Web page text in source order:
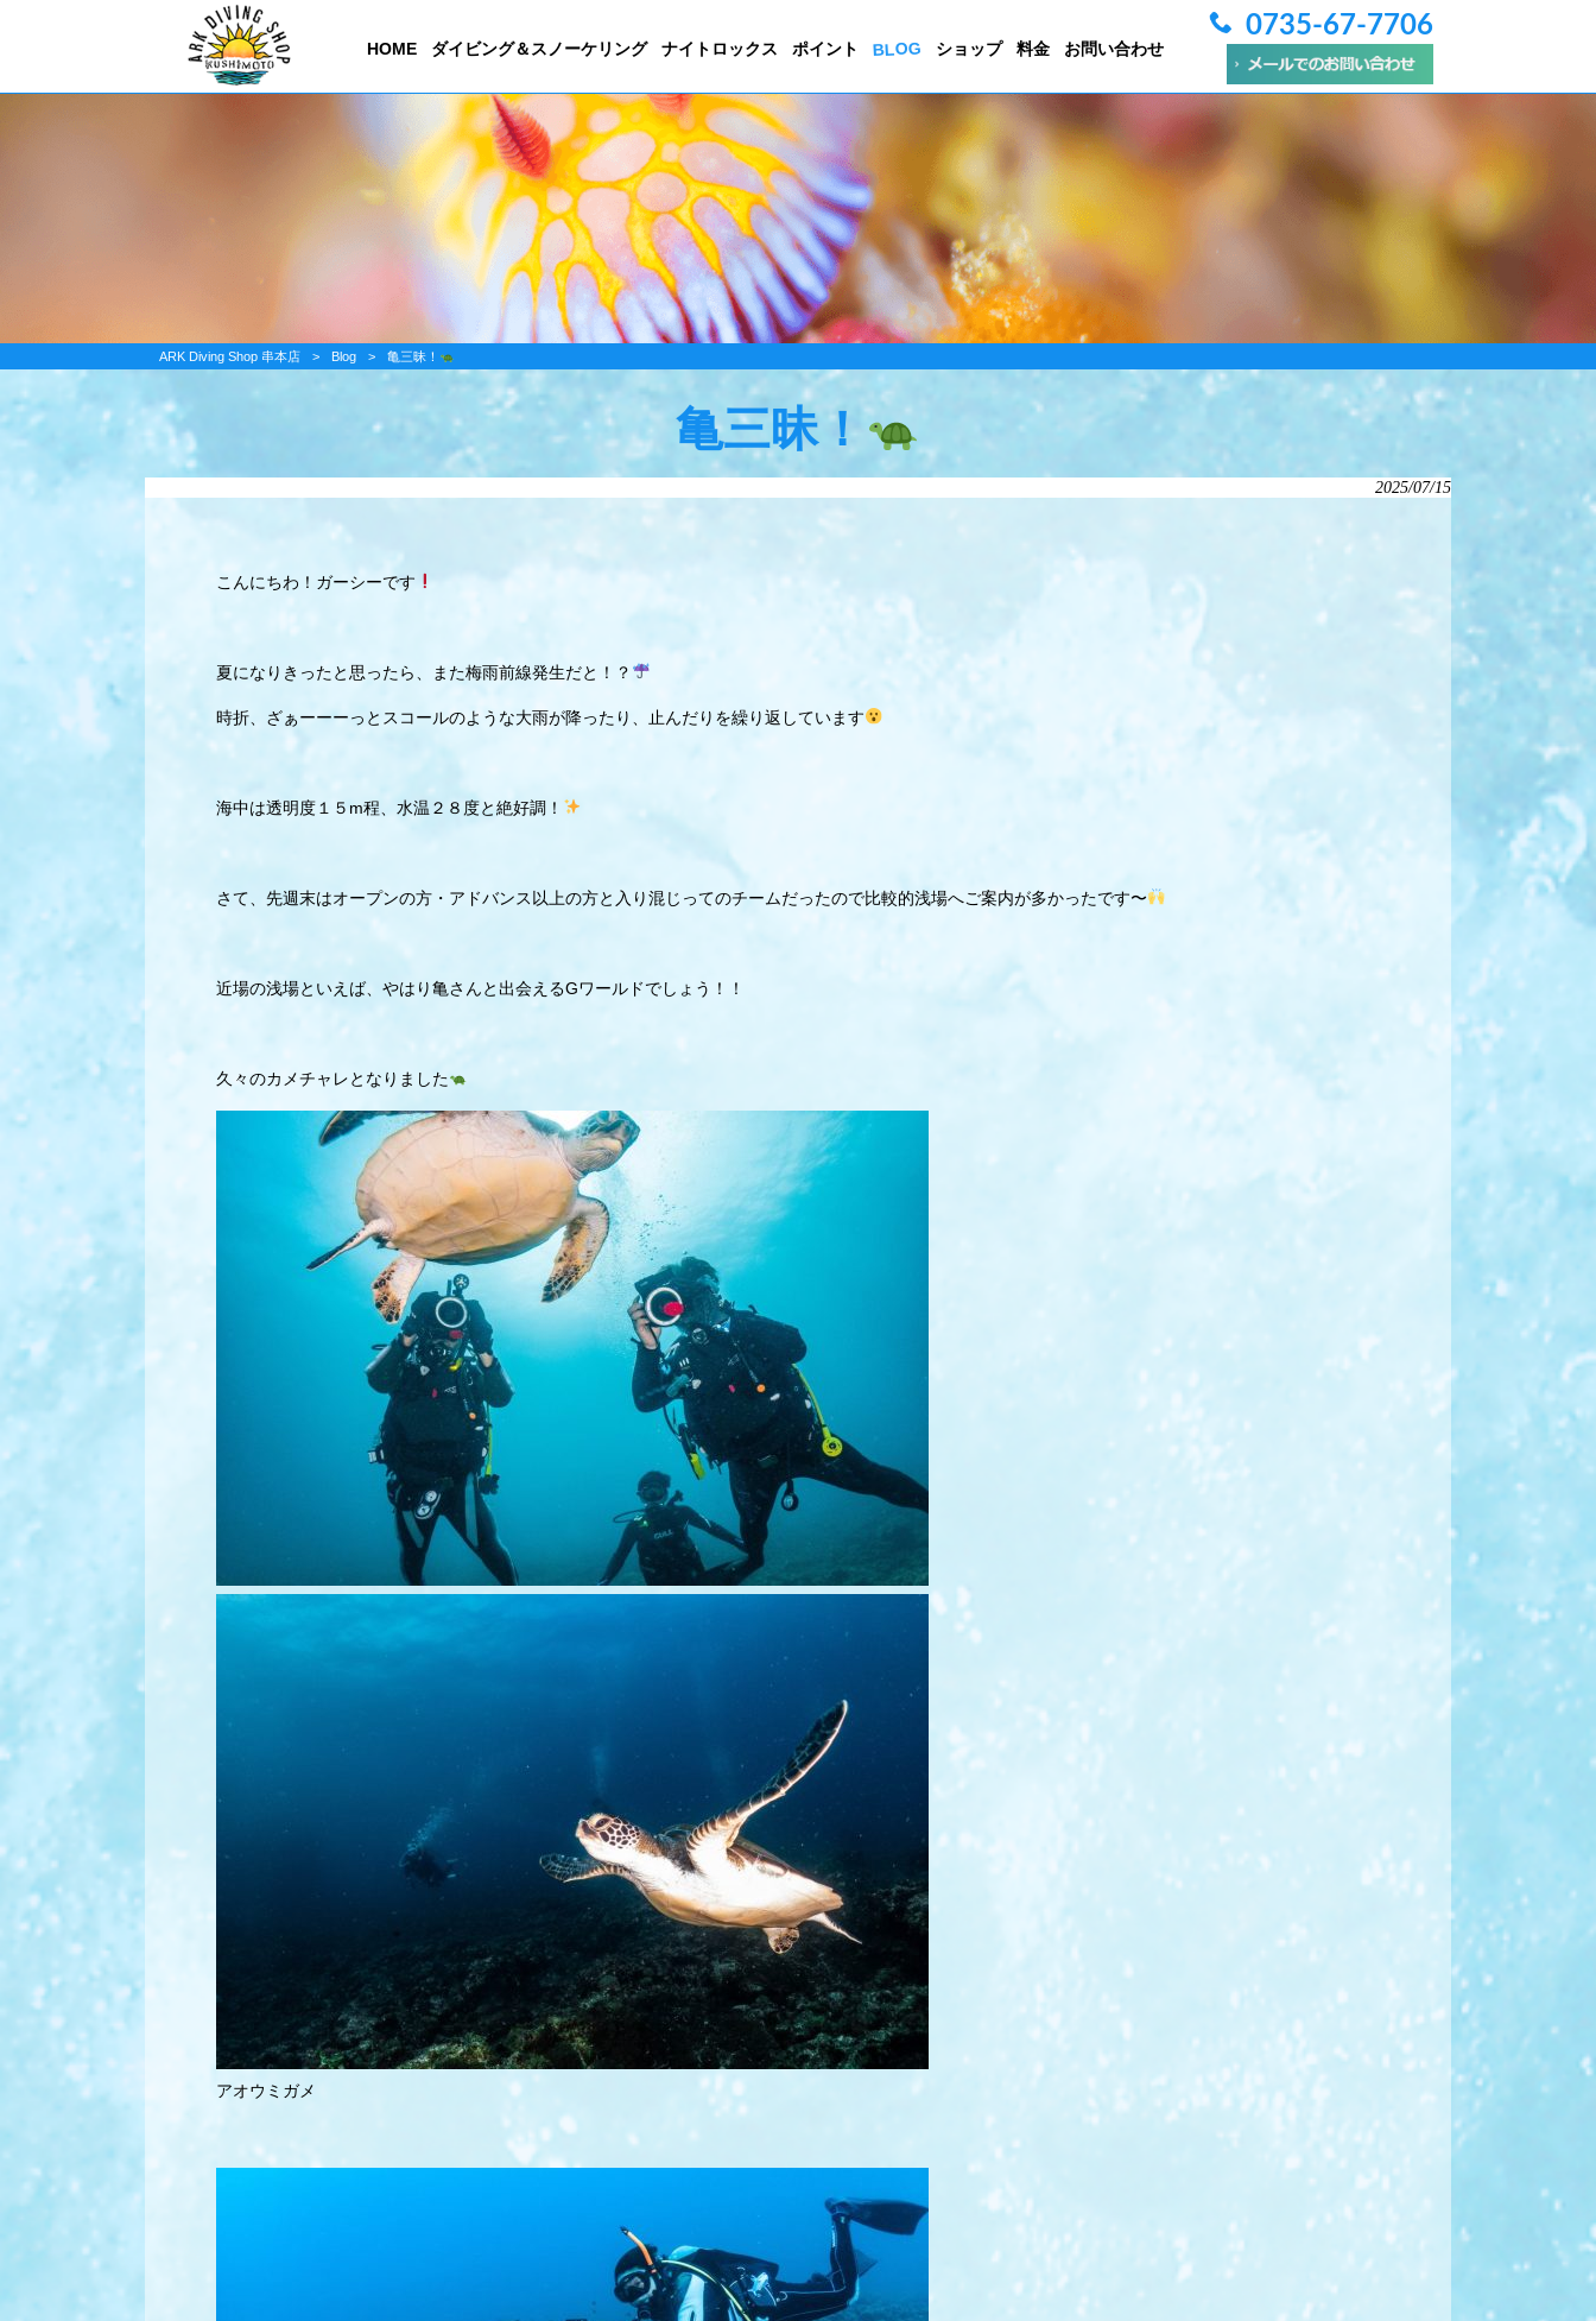
HOME ダイビング＆スノーケリング ナイトロックス ポイント BLOG ショップ 料金 お問い合わせ
0735-67-7706
ARK Diving Shop 串本店 > Blog > 亀三昧！
亀三昧！
2025/07/15
こんにちわ！ガーシーです
夏になりきったと思ったら、また梅雨前線発生だと！？
時折、ざぁーーーっとスコールのような大雨が降ったり、止んだりを繰り返しています
海中は透明度１５m程、水温２８度と絶好調！
さて、先週末はオープンの方・アドバンス以上の方と入り混じってのチームだったので比較的浅場へご案内が多かったです〜
近場の浅場といえば、やはり亀さんと出会えるGワールドでしょう！！
久々のカメチャレとなりました
アオウミガメ